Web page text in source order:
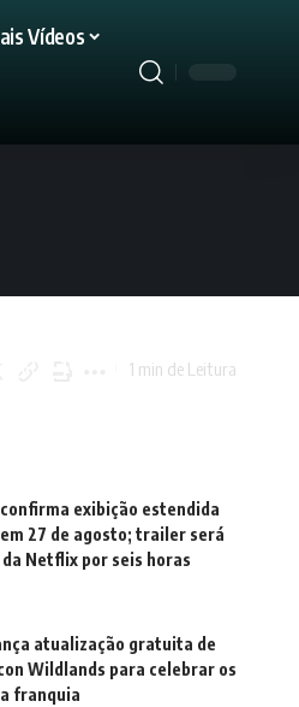
Vídeos
1 min de Leitura
exibição estendida
em 27 de agosto; trailer será
Netflix por seis horas
atualização gratuita de
Wildlands para celebrar os
franquia